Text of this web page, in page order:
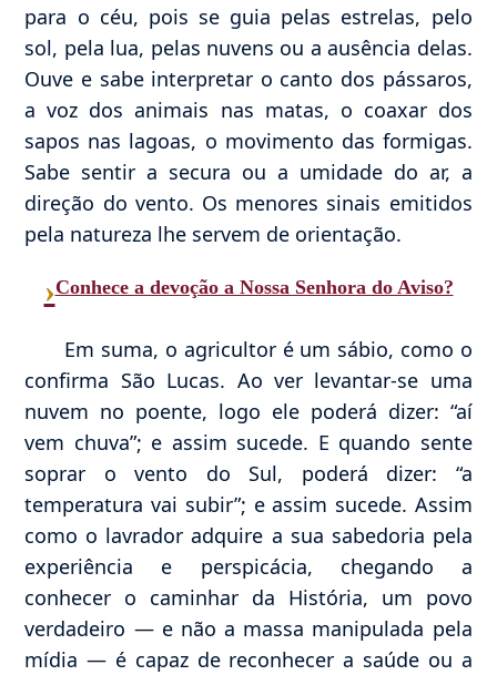
para o céu, pois se guia pelas estrelas, pelo
sol, pela lua, pelas nuvens ou a ausência delas.
Ouve e sabe interpretar o canto dos pássaros,
a voz dos animais nas matas, o coaxar dos
sapos nas lagoas, o movimento das formigas.
Sabe sentir a secura ou a umidade do ar, a
direção do vento. Os menores sinais emitidos
pela natureza lhe servem de orientação.
›Conhece a devoção a Nossa Senhora do Aviso?
Em suma, o agricultor é um sábio, como o
confirma São Lucas. Ao ver levantar-se uma
nuvem no poente, logo ele poderá dizer: “aí
vem chuva”; e assim sucede. E quando sente
soprar o vento do Sul, poderá dizer: “a
temperatura vai subir”; e assim sucede. Assim
como o lavrador adquire a sua sabedoria pela
experiência e perspicácia, chegando a
conhecer o caminhar da História, um povo
verdadeiro — e não a massa manipulada pela
mídia — é capaz de reconhecer a saúde ou a